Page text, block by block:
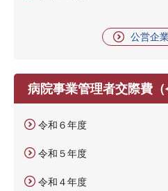
公営企
病院事業管理者交際費（
令和６年度
令和５年度
令和４年度